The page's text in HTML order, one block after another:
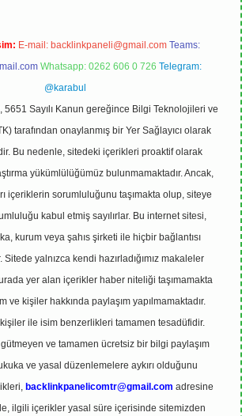
E-mail: backlinkpaneli@gmail.com Teams:
Whatsapp: 0262 606 0 726 Telegram:
@karabul
5651 Sayılı Kanun gereğince Bilgi Teknolojileri ve
tarafından onaylanmış bir Yer Sağlayıcı olarak
Bu nedenle, sitedeki içerikleri proaktif olarak
yükümlülüğümüz bulunmamaktadır. Ancak,
içeriklerin sorumluluğunu taşımakta olup, siteye
kabul etmiş sayılırlar. Bu internet sitesi,
kurum veya şahıs şirketi ile hiçbir bağlantısı
Sitede yalnızca kendi hazırladığımız makaleler
yer alan içerikler haber niteliği taşımamakta
ve kişiler hakkında paylaşım yapılmamaktadır.
ile isim benzerlikleri tamamen tesadüfidir.
ve tamamen ücretsiz bir bilgi paylaşım
ve yasal düzenlemelere aykırı olduğunu
backlinkpanelicomtr@gmail.com adresine
ilgili içerikler yasal süre içerisinde sitemizden